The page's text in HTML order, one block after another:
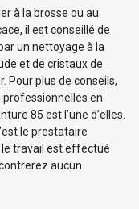
à la brosse ou au
il est conseillé de
un nettoyage à la
et de cristaux de
Pour plus de conseils,
en
85 est l’une d’elles.
le prestataire
le travail est effectué
aucun